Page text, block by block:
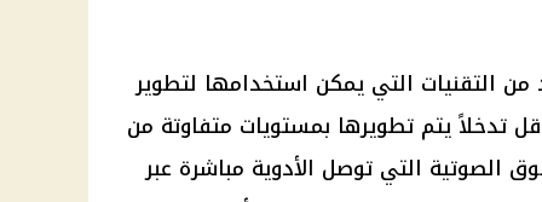
التقنيات التي يمكن استخدامها لتطوير
يتم تطويرها بمستويات متفاوتة من
الصوتية التي توصل الأدوية مباشرة عبر